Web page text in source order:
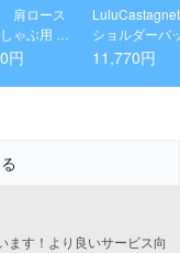
肩ロース
ゃぶ用 40
以上)
円
ショルダーバ
ブラック
11,770円
ます！より良いサービス向